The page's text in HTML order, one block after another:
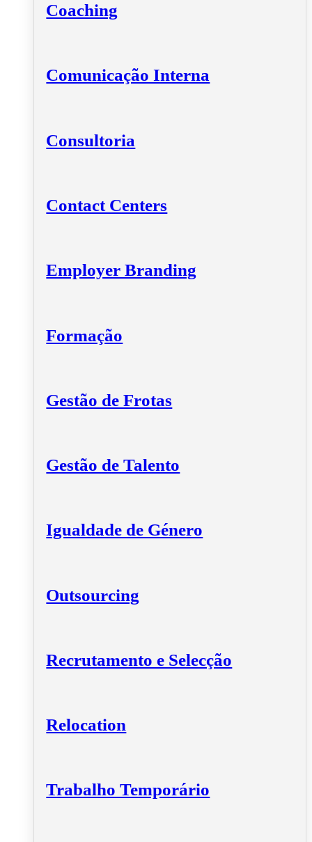
Coaching
Comunicação Interna
Consultoria
Contact Centers
Employer Branding
Formação
Gestão de Frotas
Gestão de Talento
Igualdade de Género
Outsourcing
Recrutamento e Selecção
Relocation
Trabalho Temporário